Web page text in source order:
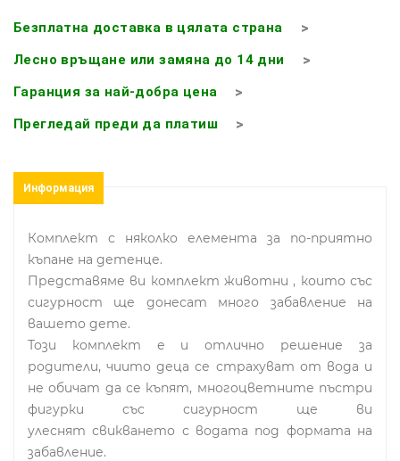
Безплатна доставка в цялата страна
Лесно връщане или замяна до 14 дни
Гаранция за най-добра цена
Прегледай преди да платиш
Информация
Комплект с няколко елемента за по-приятно
къпане на детенце.
Представяме ви комплект животни , които със
сигурност ще донесат много забавление на
вашето дете.
Този комплект е и отлично решение за
родители, чиито деца се страхуват от вода и
не обичат да се къпят, многоцветните пъстри
фигурки със сигурност ще ви
улеснят свикването с водата под формата на
забавление.